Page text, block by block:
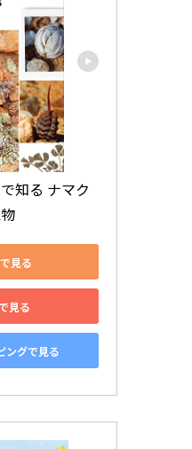
知る ナマク
見る
見る
ングで見る